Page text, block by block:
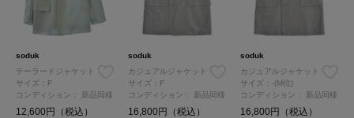
soduk
テーラードジャケット
サイズ：F
コンディション：
新品同様
12,600円（税込）
soduk
カジュアルジャケット
サイズ：F
コンディション：
新品同様
16,800円（税込）
soduk
カジュアルジャケット
サイズ：-(M位)
コンディション：
新品同様
16,800円（税込）